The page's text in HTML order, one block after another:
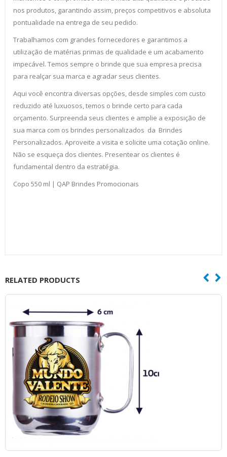
nos produtos, garantindo assim, preços competitivos e absoluta
pontualidade na entrega de seu pedido.
Trabalhamos com grandes fornecedores e garantimos a
utilização de matérias primas de qualidade e um acabamento
impecável. Temos sempre o brinde que sua empresa precisa
para realçar sua marca e agradar seus clientes.
Aqui você encontra diversas opções, desde simples com custo
reduzido até luxuosos, temos o brinde certo para cada
orçamento. Surpreenda seus clientes e amplie a exposição de
sua marca com os brindes personalizados da Brindes
Personalizados. Aproveite a visita e solicite uma cotação online.
Não se esqueça dos clientes. Presentear os clientes é
fundamental dentro da estratégia.
Copo 550 ml | QAP Brindes Promocionais
RELATED PRODUCTS